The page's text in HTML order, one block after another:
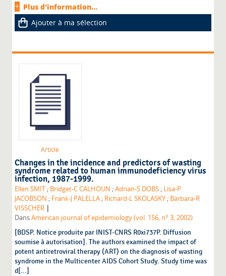
Plus d'information...
Ajouter à ma sélection
Article
Changes in the incidence and predictors of wasting
syndrome related to human immunodeficiency virus
infection, 1987-1999.
Ellen SMIT ; Bridget-C CALHOUN ;Adrian-S DOBS ; Lisa-P
JACOBSON ; Frank-J PALELLA ; Richard-L SKOLASKY ; Barbara-R
VISSCHER |
DansAmerican journal of epidemiology (vol. 156, n° 3, 2002)
[BDSP. Notice produite par INIST-CNRS R0xi737P. Diffusion
soumise à autorisation]. The authors examined the impact of
potent antiretroviral therapy (ART) on the diagnosis of wasting
syndrome in the Multicenter AIDS Cohort Study. Study time was
d[...]